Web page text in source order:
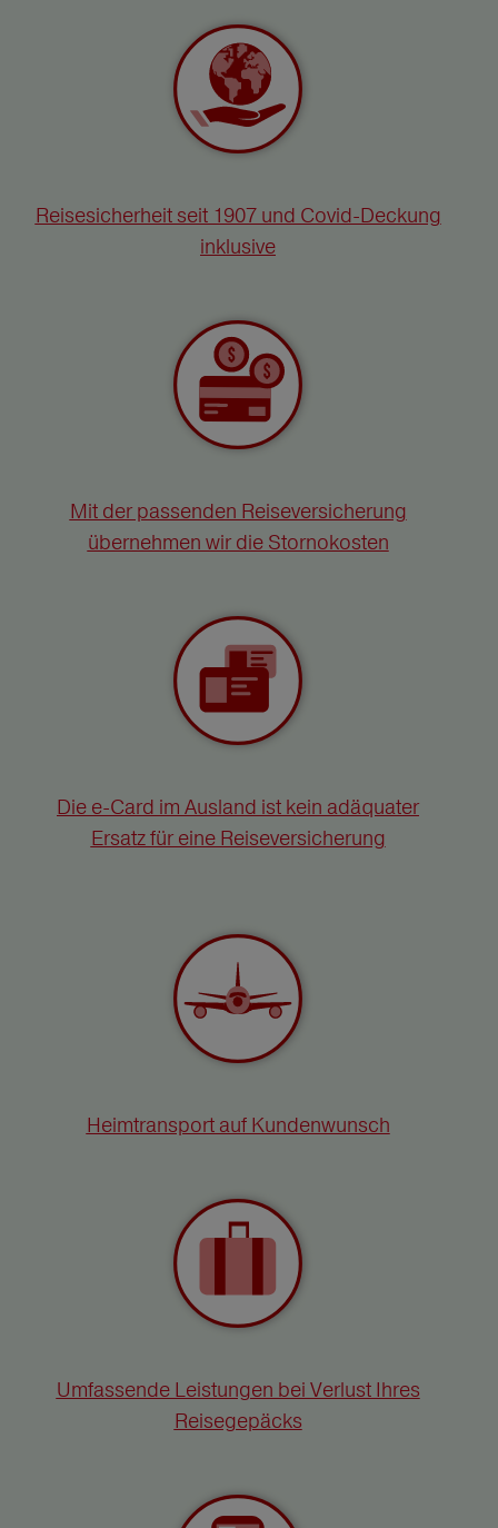
Reisesicherheit seit 1907 und Covid-Deckung
inklusive
Mit der passenden Reiseversicherung
übernehmen wir die Stornokosten
Die e-Card im Ausland ist kein adäquater
Ersatz für eine Reiseversicherung
Heimtransport auf Kundenwunsch
Umfassende Leistungen bei Verlust Ihres
Reisegepäcks